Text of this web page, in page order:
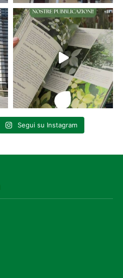
Segui su Instagram